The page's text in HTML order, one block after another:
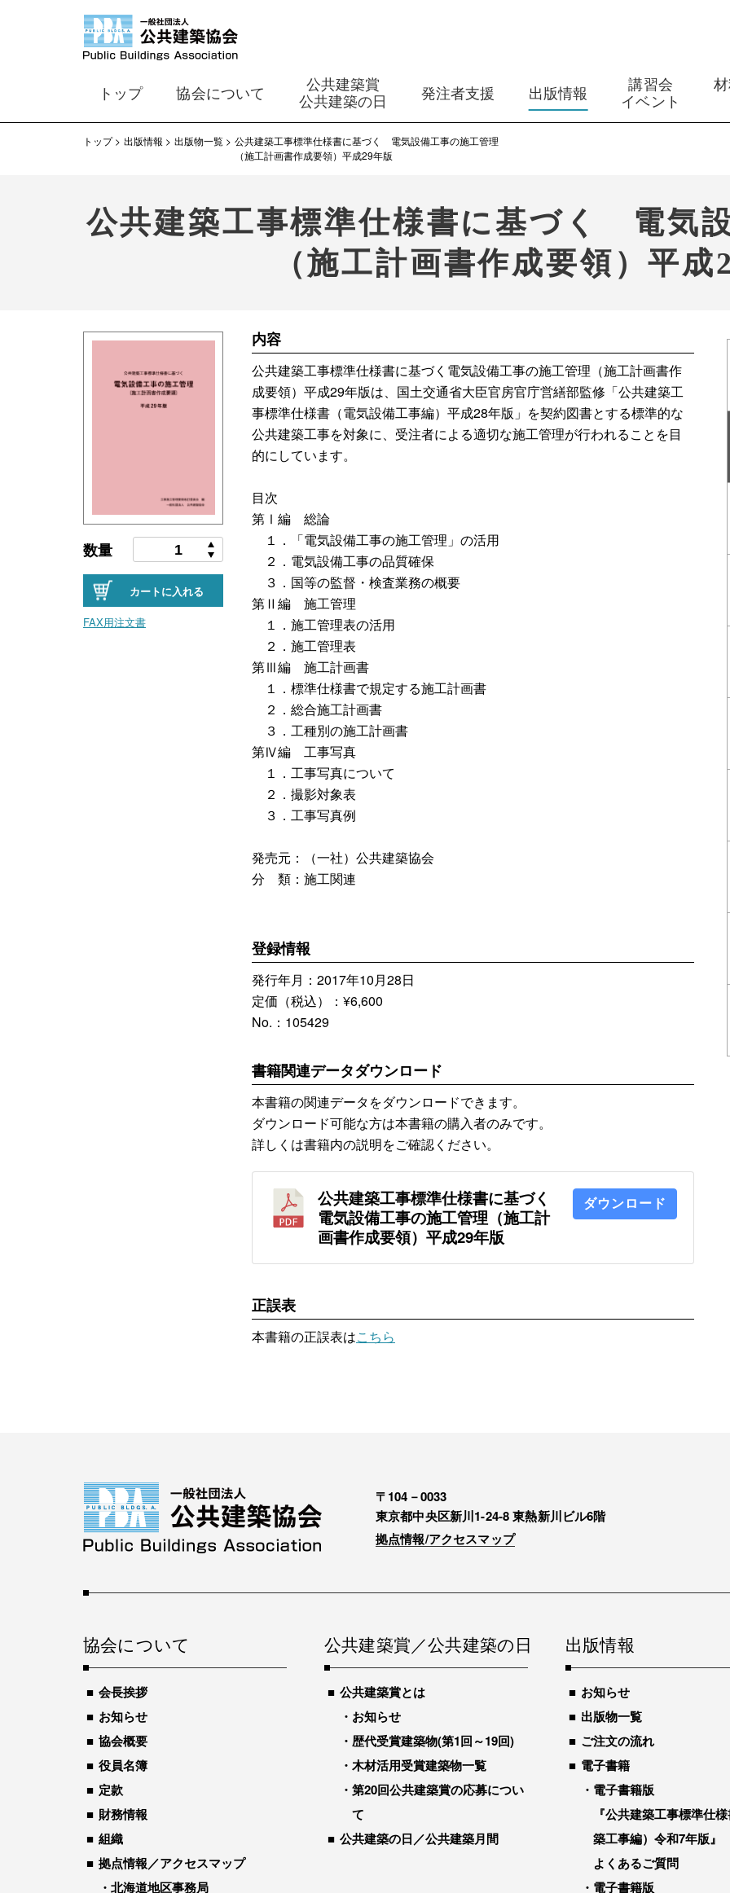
トップ 協会について
公共建築賞
公共建築の日
発注者支援 出版情報
講習会
イベント
トップ 出版情報 出版物一覧
公共建築工事標準仕様書に基づく 電気設備工事の施工管理
（施工計画書作成要領）平成29年版
公共建築工事標準仕様書に基づく 電気
（施工計画書作成要領）平成
数量
カートに入れる
FAX用注文書
内容
公共建築工事標準仕様書に基づく電気設備工事の施工管理（施工計画書作
成要領）平成29年版は、国土交通省大臣官房官庁営繕部監修「公共建築工
事標準仕様書（電気設備工事編）平成28年版」を契約図書とする標準的な
公共建築工事を対象に、受注者による適切な施工管理が行われることを目
的にしています。
目次
第Ⅰ編 総論
１．「電気設備工事の施工管理」の活用
２．電気設備工事の品質確保
３．国等の監督・検査業務の概要
第Ⅱ編 施工管理
１．施工管理表の活用
２．施工管理表
第Ⅲ編 施工計画書
１．標準仕様書で規定する施工計画書
２．総合施工計画書
３．工種別の施工計画書
第Ⅳ編 工事写真
１．工事写真について
２．撮影対象表
３．工事写真例
発売元：（一社）公共建築協会
分 類：施工関連
登録情報
発行年月：2017年10月28日
定価（税込）：¥6,600
No.：105429
書籍関連データダウンロード
本書籍の関連データをダウンロードできます。
ダウンロード可能な方は本書籍の購入者のみです。
詳しくは書籍内の説明をご確認ください。
公共建築工事標準仕様書に基づく
電気設備工事の施工管理（施工計
画書作成要領）平成29年版
ダウンロード
正誤表
本書籍の正誤表はこちら
〒104－0033
東京都中央区新川1-24-8 東熱新川ビル6階
拠点情報/アクセスマップ
協会について
会長挨拶
お知らせ
協会概要
役員名簿
定款
財務情報
組織
拠点情報／アクセスマップ
北海道地区事務局
公共建築賞／公共建築の日
公共建築賞とは
お知らせ
歴代受賞建築物(第1回～19回)
木材活用受賞建築物一覧
第20回公共建築賞の応募につい
て
公共建築の日／公共建築月間
出版情報
お知らせ
出版物一覧
ご注文の流れ
電子書籍
電子書籍版
『公共建築工事標準仕
築工事編）令和7年版』
よくあるご質問
電子書籍版